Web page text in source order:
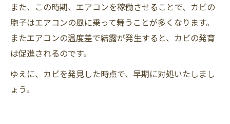
また、この時期、エアコンを稼働させることで、カビの
胞子はエアコンの風に乗って舞うことが多くなります。
またエアコンの温度差で結露が発生すると、カビの発育
は促進されるのです。
ゆえに、カビを発見した時点で、早期に対処いたしまし
ょう。